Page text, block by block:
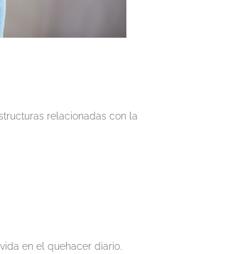
relacionadas con la
en el quehacer diario.